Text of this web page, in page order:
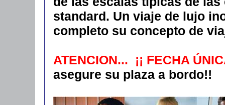
standard. Un viaje de lujo
completo su concepto de
ATENCION... ¡¡ FECHA
asegure su plaza a bordo!!